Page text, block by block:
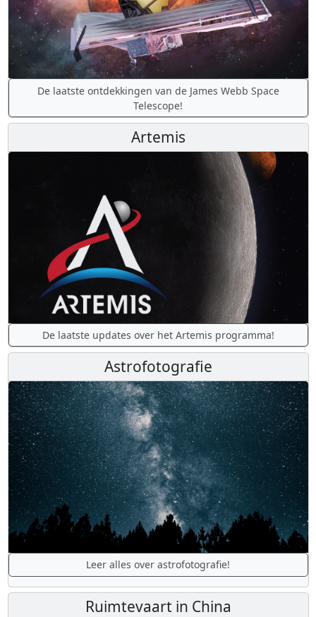
De laatste ontdekkingen van de James Webb Space
Telescope!
Artemis
De laatste updates over het Artemis programma!
Astrofotografie
Leer alles over astrofotografie!
Ruimtevaart in China